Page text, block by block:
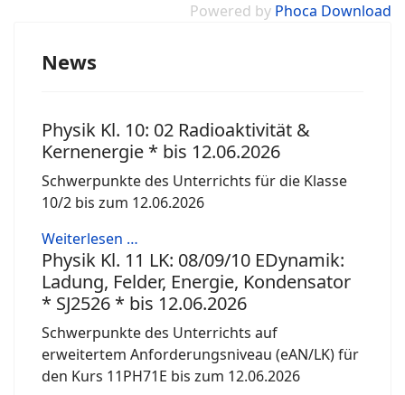
Powered by Phoca Download
News
Physik Kl. 10: 02 Radioaktivität &
Kernenergie * bis 12.06.2026
Schwerpunkte des Unterrichts für die Klasse
10/2 bis zum 12.06.2026
Weiterlesen …
Physik Kl. 11 LK: 08/09/10 EDynamik:
Ladung, Felder, Energie, Kondensator
* SJ2526 * bis 12.06.2026
Schwerpunkte des Unterrichts auf
erweitertem Anforderungsniveau (eAN/LK) für
den Kurs 11PH71E bis zum 12.06.2026